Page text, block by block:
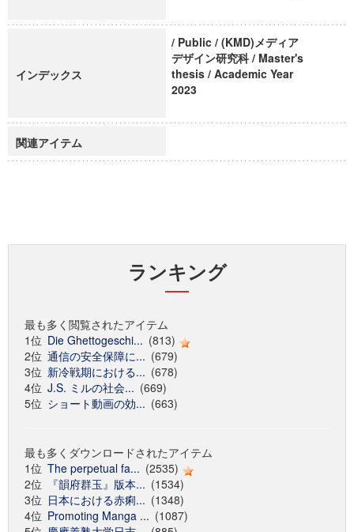
インデックス
/ Public / (KMD)メディア
デザイン研究科 / Master's
thesis / Academic Year
2023
関連アイテム
ランキング
最も多く閲覧されたアイテム
1位 Die Ghettogeschi... (813)
2位 通信の安全保障に... (679)
3位 新冷戦期における... (678)
4位 J.S. ミルの社会... (669)
5位 ショート動画の効... (663)
最も多くダウンロードされたアイテム
1位 The perpetual fa... (2535)
2位
『韻府群玉』版本... (1534)
3位 日本における赤痢... (1348)
4位 Promoting Manga ... (1087)